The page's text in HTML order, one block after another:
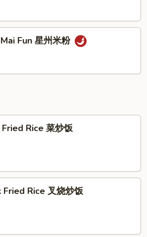
Fun 星州米粉
Rice 菜炒饭
Rice 叉烧炒饭